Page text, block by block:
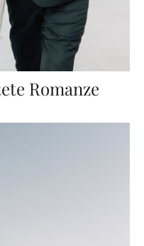
Romanze